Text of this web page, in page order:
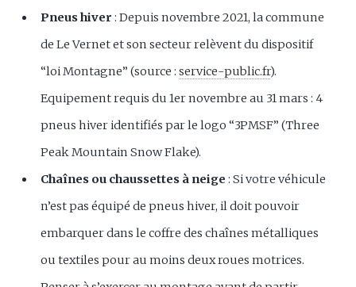
Pneus hiver : Depuis novembre 2021, la commune
de Le Vernet et son secteur relèvent du dispositif
“loi Montagne” (source :service-public.fr).
Equipement requis du 1er novembre au 31 mars : 4
pneus hiver identifiés par le logo “3PMSF” (Three
Peak Mountain Snow Flake).
Chaînes ou chaussettes à neige : Si votre véhicule
n’est pas équipé de pneus hiver, il doit pouvoir
embarquer dans le coffre des chaînes métalliques
ou textiles pour au moins deux roues motrices.